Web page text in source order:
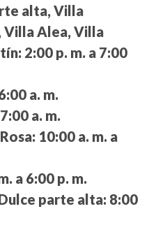
alta, Villa
Villa Alea, Villa
2:00 p. m. a 7:00
a. m.
a. m.
10:00 a. m. a
a 6:00 p. m.
parte alta: 8:00